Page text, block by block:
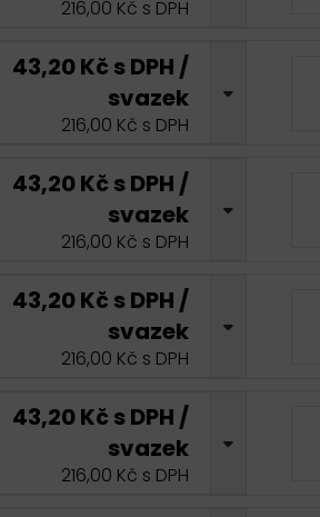
216,00 Kč s DPH
43,20 Kč s DPH /
svazek
216,00 Kč s DPH
43,20 Kč s DPH /
svazek
216,00 Kč s DPH
43,20 Kč s DPH /
svazek
216,00 Kč s DPH
43,20 Kč s DPH /
svazek
216,00 Kč s DPH